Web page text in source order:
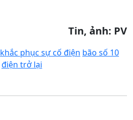
Tin, ảnh: PV
khắc phục sự cố điện bão số 10
điện trở lại